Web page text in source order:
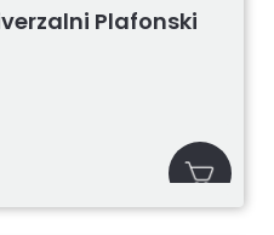
Plafonski